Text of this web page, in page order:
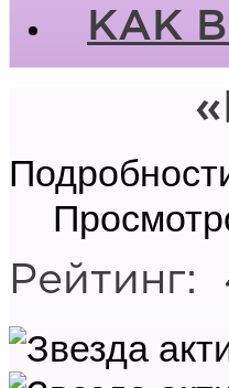
КАК
Рейтинг: